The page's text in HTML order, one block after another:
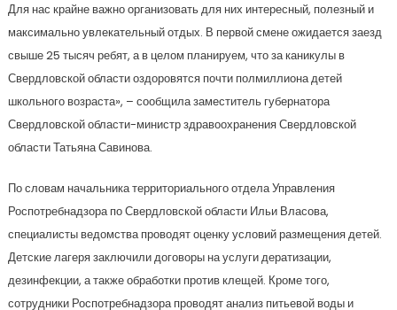
Для нас крайне важно организовать для них интересный, полезный и
максимально увлекательный отдых. В первой смене ожидается заезд
свыше 25 тысяч ребят, а в целом планируем, что за каникулы в
Свердловской области оздоровятся почти полмиллиона детей
школьного возраста», – сообщила заместитель губернатора
Свердловской области-министр здравоохранения Свердловской
области Татьяна Савинова.
По словам начальника территориального отдела Управления
Роспотребнадзора по Свердловской области Ильи Власова,
специалисты ведомства проводят оценку условий размещения детей.
Детские лагеря заключили договоры на услуги дератизации,
дезинфекции, а также обработки против клещей. Кроме того,
сотрудники Роспотребнадзора проводят анализ питьевой воды и